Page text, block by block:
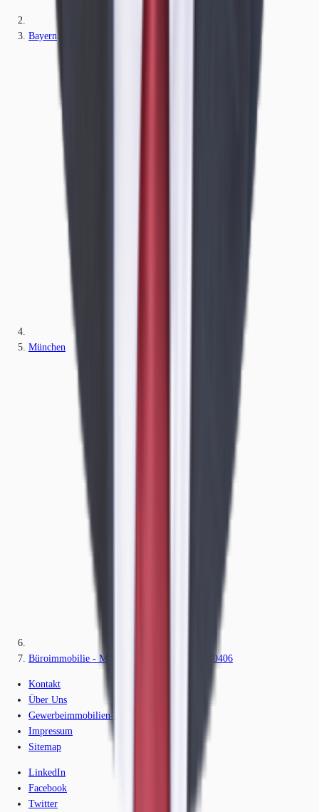
Bayern
München
Büroimmobilie - München, Obersendling - M0406
Kontakt
Über Uns
Gewerbeimmobilien-Lexikon
Impressum
Sitemap
LinkedIn
Facebook
Twitter